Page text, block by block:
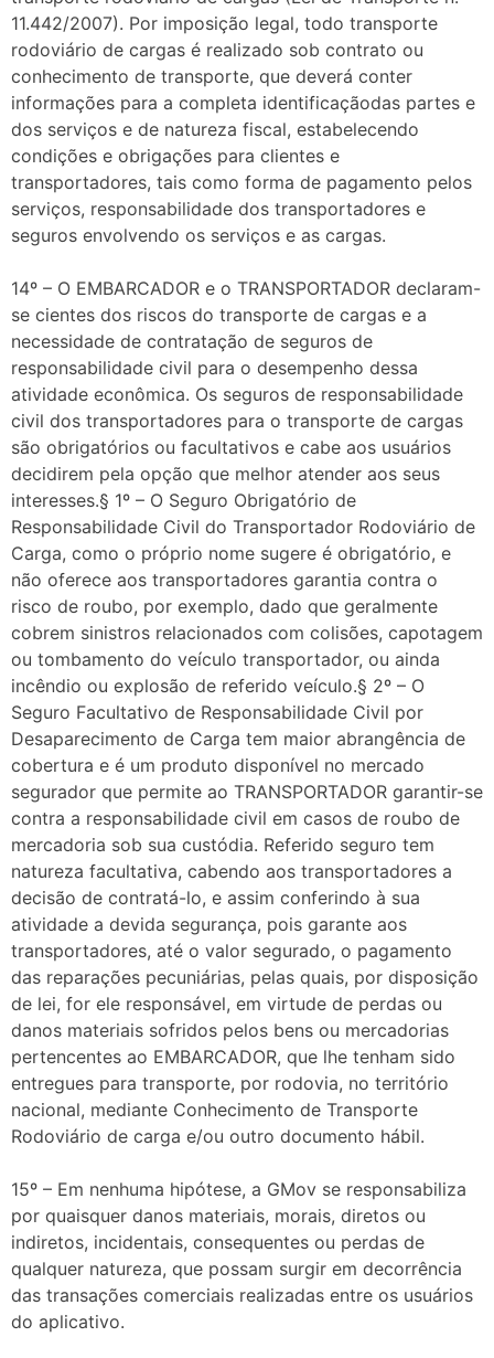
11.442/2007). Por imposição legal, todo transporte
rodoviário de cargas é realizado sob contrato ou
conhecimento de transporte, que deverá conter
informações para a completa identificaçãodas partes e
dos serviços e de natureza fiscal, estabelecendo
condições e obrigações para clientes e
transportadores, tais como forma de pagamento pelos
serviços, responsabilidade dos transportadores e
seguros envolvendo os serviços e as cargas.
14º – O EMBARCADOR e o TRANSPORTADOR declaram-
se cientes dos riscos do transporte de cargas e a
necessidade de contratação de seguros de
responsabilidade civil para o desempenho dessa
atividade econômica. Os seguros de responsabilidade
civil dos transportadores para o transporte de cargas
são obrigatórios ou facultativos e cabe aos usuários
decidirem pela opção que melhor atender aos seus
interesses.§ 1º – O Seguro Obrigatório de
Responsabilidade Civil do Transportador Rodoviário de
Carga, como o próprio nome sugere é obrigatório, e
não oferece aos transportadores garantia contra o
risco de roubo, por exemplo, dado que geralmente
cobrem sinistros relacionados com colisões, capotagem
ou tombamento do veículo transportador, ou ainda
incêndio ou explosão de referido veículo.§ 2º – O
Seguro Facultativo de Responsabilidade Civil por
Desaparecimento de Carga tem maior abrangência de
cobertura e é um produto disponível no mercado
segurador que permite ao TRANSPORTADOR garantir-se
contra a responsabilidade civil em casos de roubo de
mercadoria sob sua custódia. Referido seguro tem
natureza facultativa, cabendo aos transportadores a
decisão de contratá-lo, e assim conferindo à sua
atividade a devida segurança, pois garante aos
transportadores, até o valor segurado, o pagamento
das reparações pecuniárias, pelas quais, por disposição
de lei, for ele responsável, em virtude de perdas ou
danos materiais sofridos pelos bens ou mercadorias
pertencentes ao EMBARCADOR, que lhe tenham sido
entregues para transporte, por rodovia, no território
nacional, mediante Conhecimento de Transporte
Rodoviário de carga e/ou outro documento hábil.
15º – Em nenhuma hipótese, a GMov se responsabiliza
por quaisquer danos materiais, morais, diretos ou
indiretos, incidentais, consequentes ou perdas de
qualquer natureza, que possam surgir em decorrência
das transações comerciais realizadas entre os usuários
do aplicativo.